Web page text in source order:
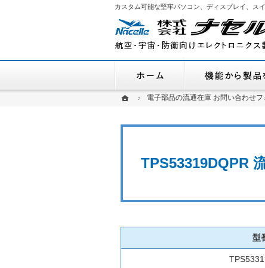
ホーム電子部品の流通在庫 お問い合わせフ
TPS53319DQPR
カスタム可能な堅牢パソコン、ディスプレイ、ス
型
ホーム電子部品の流通在庫 お問い合わせフ